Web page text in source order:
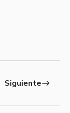
Siguienteeast